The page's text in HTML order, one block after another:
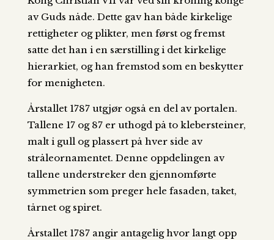
av Guds nåde. Dette gav han både kirkelige
rettigheter og plikter, men først og fremst
satte det han i en særstilling i det kirkelige
hierarkiet, og han fremstod som en beskytter
for menigheten.
Årstallet 1787 utgjør også en del av portalen.
Tallene 17 og 87 er uthogd på to klebersteiner,
malt i gull og plassert på hver side av
stråleornamentet. Denne oppdelingen av
tallene understreker den gjennomførte
symmetrien som preger hele fasaden, taket,
tårnet og spiret.
Årstallet 1787 angir antagelig hvor langt opp